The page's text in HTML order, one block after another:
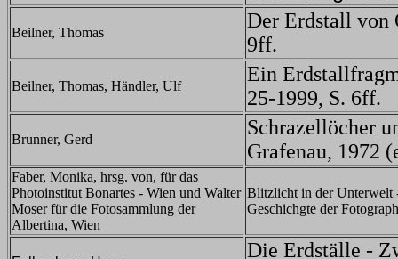
Beilner, Thomas
Der Erdstall von
9ff.
Beilner, Thomas, Händler, Ulf
Ein
25-1999, S. 6ff.
Brunner, Gerd
Schrazellöcher
Grafenau, 1972
Faber, Monika, hrsg. von, für das
Photoinstitut Bonartes - Wien und Walter
Moser für die Fotosammlung der
Albertina, Wien
Blitzlicht in der Unterwelt
Geschichgte der
Die Erdställe -